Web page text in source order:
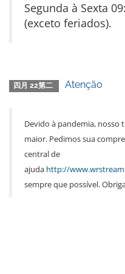
Segunda à Sexta
(exceto feriados).
四月 22第二 Atenção
Devido à pandemia,
maior. Pedimos sua
central de
ajuda http://
sempre que possível.